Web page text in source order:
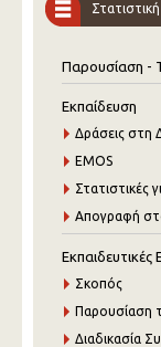
Παρουσίαση -
Εκπαίδευση
Δράσεις στη
EMOS
Στατιστικές
Απογραφή
Εκπαιδευτικές
Σκοπός
Παρουσίαση
Διαδικασία